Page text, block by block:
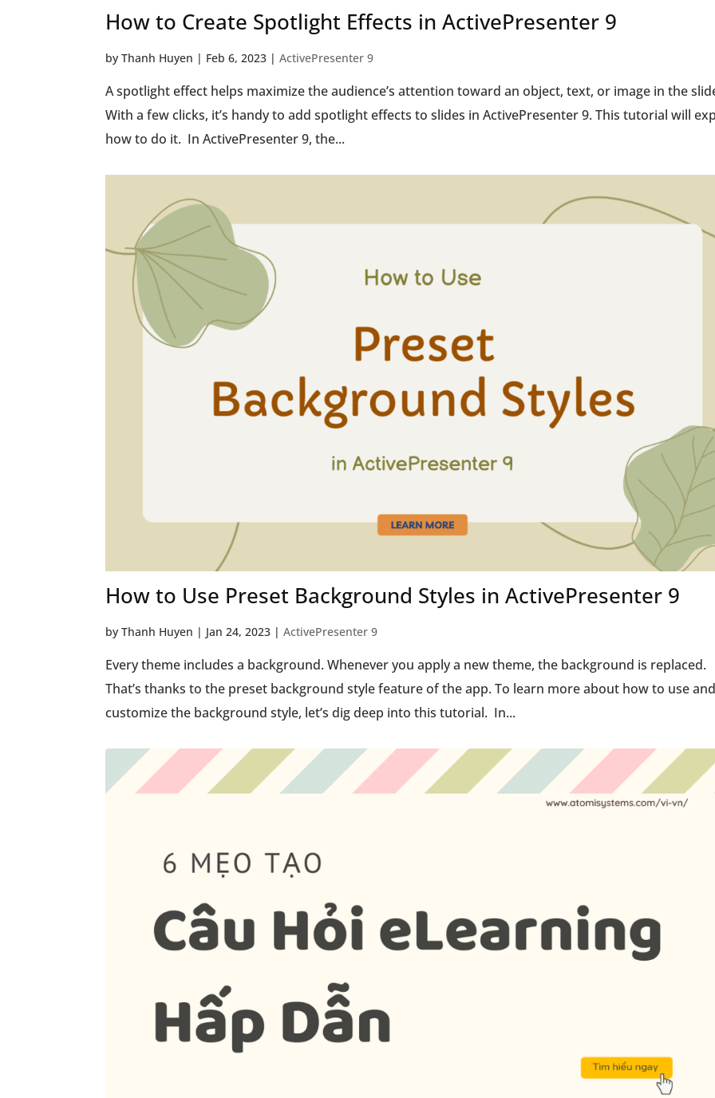
How to Create Spotlight Effects in ActivePresenter 9
by Thanh Huyen | Feb 6, 2023 | ActivePresenter 9
A spotlight effect helps maximize the audience’s attention toward an object, text, or image in the
With a few clicks, it’s handy to add spotlight effects to slides in ActivePresenter 9. This tutorial will
how to do it. In ActivePresenter 9, the...
How to Use Preset Background Styles in ActivePresenter 9
by Thanh Huyen | Jan 24, 2023 | ActivePresenter 9
Every theme includes a background. Whenever you apply a new theme, the background is replaced.
That’s thanks to the preset background style feature of the app. To learn more about how to use and
customize the background style, let’s dig deep into this tutorial. In...